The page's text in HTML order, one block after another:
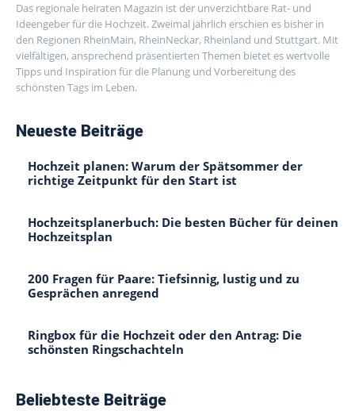
Das regionale heiraten Magazin ist der unverzichtbare Rat- und
Ideengeber für die Hochzeit. Zweimal jährlich erschien es bisher in
den Regionen RheinMain, RheinNeckar, Rheinland und Stuttgart. Mit
vielfältigen, ansprechend präsentierten Themen bietet es wertvolle
Tipps und Inspiration für die Planung und Vorbereitung des
schönsten Tags im Leben.
Neueste Beiträge
Hochzeit planen: Warum der Spätsommer der
richtige Zeitpunkt für den Start ist
Hochzeitsplanerbuch: Die besten Bücher für deinen
Hochzeitsplan
200 Fragen für Paare: Tiefsinnig, lustig und zu
Gesprächen anregend
Ringbox für die Hochzeit oder den Antrag: Die
schönsten Ringschachteln
Beliebteste Beiträge